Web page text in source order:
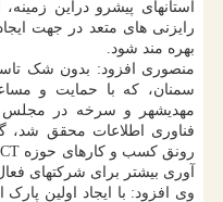
رایزنی های متعد در جهت
بهره مند شود.
منصوری افزود: بدون شک
سمنان، که با حمایت و
مهدیشهر و سرخه در مجلس
فناوری اطلاعات محقق شد،
آوری بیشتر برای شرکتهای
وی افزود: با ایجاد اولین پارک